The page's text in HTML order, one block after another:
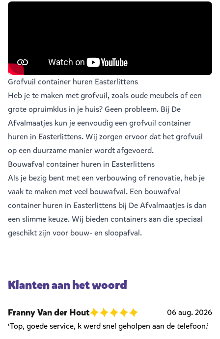
Grofvuil container huren Easterlittens
Heb je te maken met grofvuil, zoals oude meubels of een
grote opruimklus in je huis? Geen probleem. Bij De
Afvalmaatjes kun je eenvoudig een grofvuil container
huren in Easterlittens. Wij zorgen ervoor dat het grofvuil
op een duurzame manier wordt afgevoerd.
Bouwafval container huren in Easterlittens
Als je bezig bent met een verbouwing of renovatie, heb je
vaak te maken met veel bouwafval. Een bouwafval
container huren in Easterlittens bij De Afvalmaatjes is dan
een slimme keuze. Wij bieden containers aan die speciaal
geschikt zijn voor bouw- en sloopafval.
Klanten aan het woord
Franny Van der Hout
06 aug. 2026
‘Top, goede service, k werd snel geholpen aan de telefoon.’